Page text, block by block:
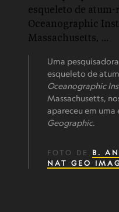
Uma
esqueleto de
Oceanographic
Massachusetts,
apareceu em uma
Geographic.
FOTO DE B.
NAT GEO